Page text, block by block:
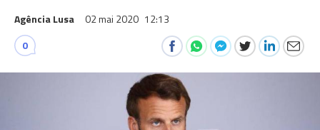
Agência Lusa 02 mai 2020 12:13
0